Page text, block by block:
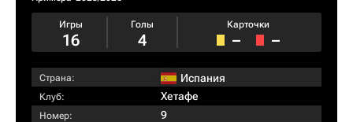
Игры
16
Голы
4
Карточки
– –
Страна: Испания
Клуб: Хетафе
Номер: 9